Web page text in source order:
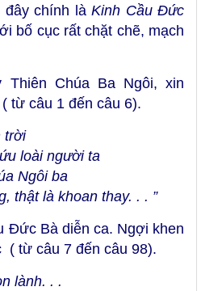
đây chính làKinh Cầu Đức
bố cục rất chặt chẽ, mạch
Chúa Ba Ngôi, xin
từ câu 1 đến câu 6).
trời
loài người ta
Ngôi ba
thật là khoan thay. . . ”
Đức Bà diễn ca. Ngợi khen
từ câu 7 đến câu 98).
lành. . .